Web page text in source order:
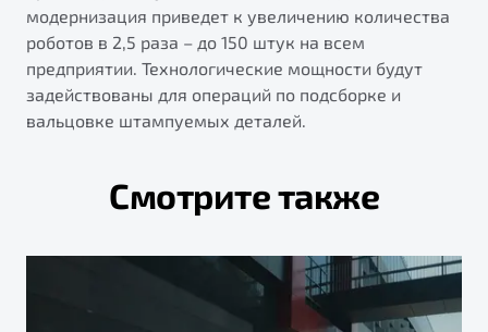
Запись на сервис
Калькулятор ТО
Клиентская поддержка
модернизация приведет к увеличению количества
роботов в 2,5 раза – до 150 штук на всем
предприятии. Технологические мощности будут
задействованы для операций по подсборке и
вальцовке штампуемых деталей.
Смотрите также